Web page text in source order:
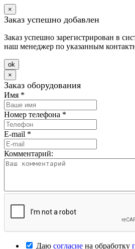
×
Заказ успешно добавлен
Заказ успешно зарегистрирован в
наш менеджер по указанным
оk
×
Заказ оборудования
Имя *
Номер телефона *
E-mail *
Комментарий:
Даю согласие на обработку